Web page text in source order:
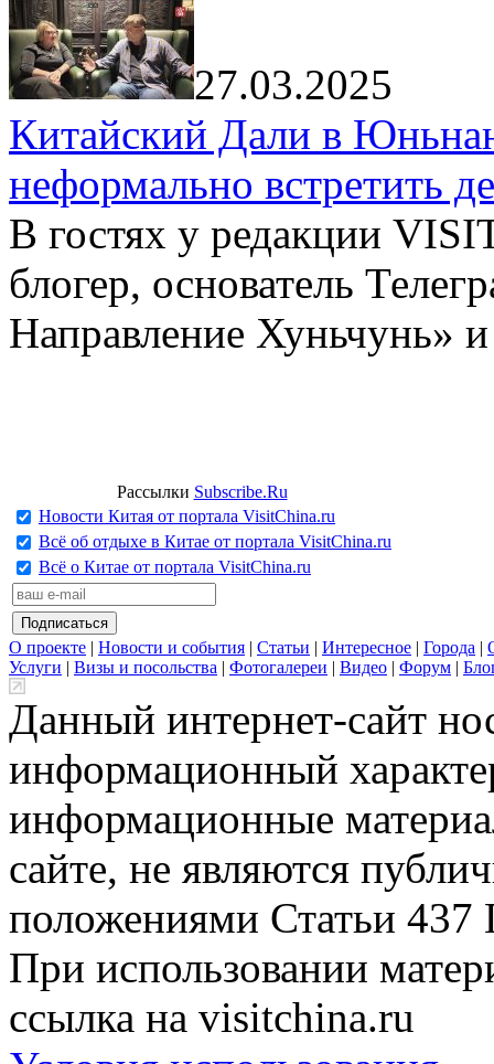
27.03.2025
Китайский Дали в
неформально встретить
В гостях у редакции
блогер, основатель
Направление Хуньчунь»
Рассылки Subscribe.Ru
Новости Китая от портала VisitChina.ru
Всё об отдыхе в Китае от портала VisitChina.ru
Всё о Китае от портала VisitChina.ru
О проекте | Новости и события | Статьи | Интересное | Города |
Услуги | Визы и посольства | Фотогалереи | Видео | Форум |
Данный интернет-сайт
информационный
информационные
сайте, не являются
положениями Статьи 437
При использовании
ссылка на visitchina.ru